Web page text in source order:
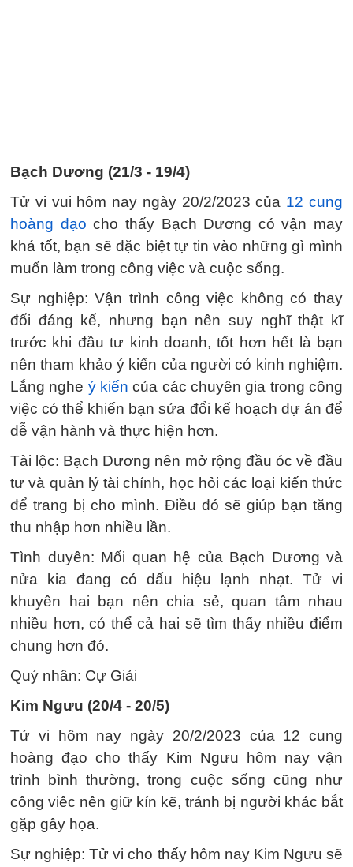
Bạch Dương (21/3 - 19/4)
Tử vi vui hôm nay ngày 20/2/2023 của 12 cung
hoàng đạo cho thấy Bạch Dương có vận may
khá tốt, bạn sẽ đặc biệt tự tin vào những gì mình
muốn làm trong công việc và cuộc sống.
Sự nghiệp: Vận trình công việc không có thay
đổi đáng kể, nhưng bạn nên suy nghĩ thật kĩ
trước khi đầu tư kinh doanh, tốt hơn hết là bạn
nên tham khảo ý kiến của người có kinh nghiệm.
Lắng nghe ý kiến của các chuyên gia trong công
việc có thể khiến bạn sửa đổi kế hoạch dự án để
dễ vận hành và thực hiện hơn.
Tài lộc: Bạch Dương nên mở rộng đầu óc về đầu
tư và quản lý tài chính, học hỏi các loại kiến thức
để trang bị cho mình. Điều đó sẽ giúp bạn tăng
thu nhập hơn nhiều lần.
Tình duyên: Mối quan hệ của Bạch Dương và
nửa kia đang có dấu hiệu lạnh nhạt. Tử vi
khuyên hai bạn nên chia sẻ, quan tâm nhau
nhiều hơn, có thể cả hai sẽ tìm thấy nhiều điểm
chung hơn đó.
Quý nhân: Cự Giải
Kim Ngưu (20/4 - 20/5)
Tử vi hôm nay ngày 20/2/2023 của 12 cung
hoàng đạo cho thấy Kim Ngưu hôm nay vận
trình bình thường, trong cuộc sống cũng như
công viêc nên giữ kín kẽ, tránh bị người khác bắt
gặp gây họa.
Sự nghiệp: Tử vi cho thấy hôm nay Kim Ngưu sẽ